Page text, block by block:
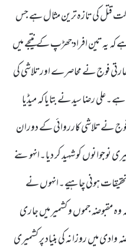
قتل کی تازہ ترین مثال ہے جس
یہ تین افراد جھڑپ کے نتیجے میں
فوج نے محاصرے اورتلاشی کی
رضا سید نے بتایا کہ میڈیا
نے تلاشی کارروائی کے دوران
نوجوانوں کو شہید کر دیا۔انہوںنے
ہونی چاہیے۔انہوں نے
وہ مقبوضہ جموں و کشمیر میں جاری
وادی میں روزانہ کی بنیاد پر کشمیری